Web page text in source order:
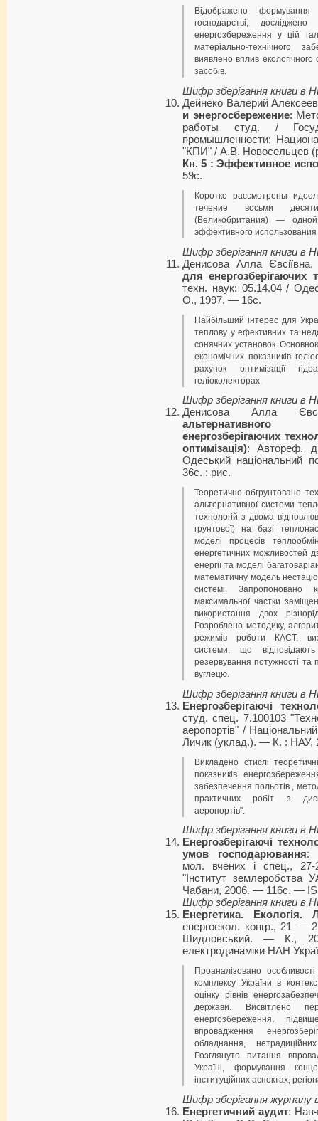
Відображено формування
господарстві,
енергозбереження у цій
матеріально-технічного
виявлено вплив
засобів.
Шифр зберігання книги в
Дейнеко Валерий
и энергосбережение:
работы студ. /
промышленности;
"КПИ" / А.В. Новосельцев
Кн. 5 : Эффективное
59с.
Коротко рассмотрены
течение восьми
(Великобритания) —
эффективного
Шифр зберігання книги в
Денисова Алла
для енергозберігаючих
техн. наук: 05.14.04 /
О., 1997. — 16с.
Найбільший інтерес для
теплову у ефективних та
сонячних установок.
економічних показників
рахунок оптимізації
геліоколекторах.
Шифр зберігання книги в
Денисова Алла
енергозберігаючих
оптимізація): Автореф.
Одеський національний
36с. : рис.
Теоретично обгрунтовано
альтернативної системи
технологій з двома
грунтової) на базі
моделі процесів
енергетичних можливостей
енергії та моделі
математичну модель
системі. Запропоновано
максимальної частки
використання двох
Розроблено методику,
режимів роботи КАСТ,
системи, що
резервування потужності та
вуглецю.
Шифр зберігання книги в
Енергозберігаючі
студ. спец. 7.100103
аеропортів" /
Личик (уклад.). — К. : НАУ,
Викладено стислі
показників
забезпечення польотів ,
практичних робіт з
аеропортів".
Шифр зберігання книги в
Енергозберігаючі
умов господарювання:
мол. вчених і спец.,
"Інститут
Чабани, 2006. — 116с. —
Шифр зберігання книги в
Енергетика. Екологія.
енергоекол. конгр., 21 —
Шидловський. — К.,
електродинаміки НАН
Проаналізовано
комплексу України в
оцінку рівнів
держави. Висвітлено
енергозбереження,
впровадження
обладнання,
Розглянуто питання
Україні, формування
інституційних аспектах,
Шифр зберігання журналу
Енергетичний аудит: